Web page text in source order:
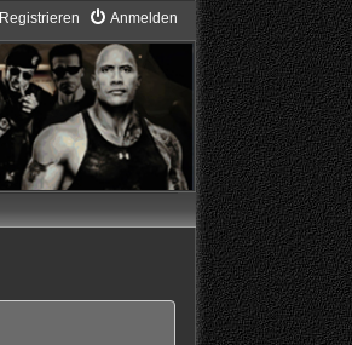
Anmelden
Registrieren